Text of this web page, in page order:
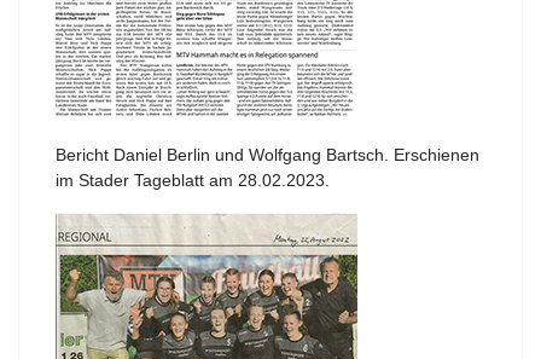
Bericht Daniel Berlin und Wolfgang Bartsch. Erschienen
im Stader Tageblatt am 28.02.2023.